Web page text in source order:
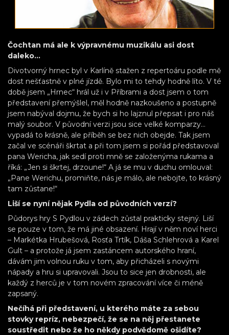
Čochtan má ale k výpravnému muzikálu asi dost
daleko…
Divotvorný hrnec byl v Karlíně stažen z repertoáru podle mě
dost nešťastně v plné jízdě. Bylo mi to tehdy hodně líto. V té
době jsem „Hrnec“ hrál už i v Příbrami a dost jsem o tom
představení přemýšlel, měl hodně nazkoušeno a postupně
jsem nabýval dojmu, že bych si ho lajznul přepsat i pro náš
malý soubor. V původní verzi jsou sice velké komparzy…
vypadá to krásně, ale příběh se bez nich obejde. Tak jsem
začal ve scénáři škrtat a při tom jsem si pořád představoval
pana Wericha, jak sedí proti mně se založenýma rukama a
říká: „Jen si škrtej, drzoune!“ A já se mu v duchu omlouval:
„Pane Werichu, promiňte, nás je málo, ale nebojte, to krásný
tam zůstane!“
Liší se nyní nějak Pydla od původních verzí?
Půdorys hry S Pydlou v zádech zůstal prakticky stejný. Liší
se pouze v tom, že má jiné obsazení. Hrají v něm noví herci
– Markétka Hrubešová, Rosťa Trtík, Dáša Schlehrová a Karel
Gult – a protože já jsem zastáncem autorského hraní,
dávám jim volnou ruku v tom, aby přicházeli s novými
nápady a hru si upravovali. Jsou to sice jen drobnosti, ale
každý z herců je v tom novém zpracování více či méně
zapsaný.
Nečíhá při představení, u kterého máte za sebou
stovky repríz, nebezpečí, že se na něj přestanete
soustředit nebo že ho někdy podvědomě ošidíte?